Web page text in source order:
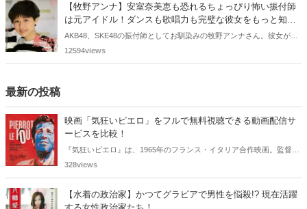
【牧野アンナ】安室奈美恵も恐れるちょっぴり怖い振付師
は元アイドル！ダンスも歌唱力も完璧な彼女をもっと知り
たい！
AKB48、SKE48の振付師としてお馴染みの牧野アンナさん。彼女が80
年代後半にアイドルとしてデビューしていたことをご存じですか？安
12594views
最新の投稿
映画「気狂いピエロ」をフルで無料視聴できる動画配信サ
ービスを比較！
『気狂いピエロ』は、1965年のフランス・イタリア合作映画。監督は
ジャン＝リュック・ゴダール。アンナ・カリーナ、ジャン＝ポール・
をご紹介します。
328views
【水着の政治家】かつてグラビアで男性を悩殺!? 現在活躍